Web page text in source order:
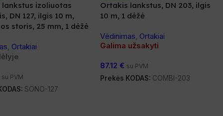
izoliuotas
DN 127, ilgis 10 m,
storis, 25 mm, 1 dėžė
, Ortakiai
su PVM
SONO-127
Ortakis lankstus, DN 203, ilgis
10 m, 1 dėžė
Vėdinimas, Ortakiai
Galima užsakyti
87.12 € su PVM
Prekės KODAS: COMBI-203